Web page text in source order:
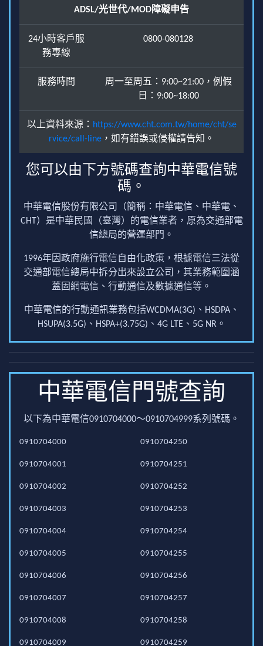
ADSL/光世代/MOD障礙申告
24小時客戶服
務專線
0800-080128
服務時間
周一至周五：9:00~21:00，例假
日：9:00~18:00
以上資料來源： https://www.cht.com.tw/home/cht/se
rvice/call-line ，如有錯誤或侵權請告知。
您可以由下方號碼查詢中華電信號
碼。
中華電信股份有限公司（簡稱：中華電信、中華電、
CHT）是中華民國（臺灣）的電信業者，原為交通部電
信總局的營運部門。
1996年因政府施行電信自由化政策，根據電信三法從
交通部電信總局中拆分出來設立公司，其業務範圍涵
蓋固網電信、行動通信及數據通信等。
中華電信的行動通訊業務包括WCDMA(3G)、HSDPA、
HSUPA(3.5G)、HSPA+(3.75G)、4G LTE、5G NR。
中華電信門號查詢
以下為中華電信0910704000～0910704999系列號碼。
0910704000
0910704001
0910704002
0910704003
0910704004
0910704005
0910704006
0910704007
0910704008
0910704009
0910704250
0910704251
0910704252
0910704253
0910704254
0910704255
0910704256
0910704257
0910704258
0910704259